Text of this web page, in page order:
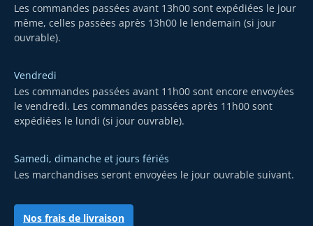
Les commandes passées avant 13h00 sont expédiées le jour
même, celles passées après 13h00 le lendemain (si jour
ouvrable).
Vendredi
Les commandes passées avant 11h00 sont encore envoyées
le vendredi. Les commandes passées après 11h00 sont
expédiées le lundi (si jour ouvrable).
Samedi, dimanche et jours fériés
Les marchandises seront envoyées le jour ouvrable suivant.
Nos frais de livraison